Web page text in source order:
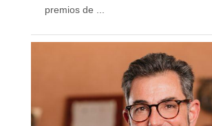
premios de ...